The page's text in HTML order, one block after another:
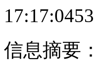
17:17:0453
信息摘要：